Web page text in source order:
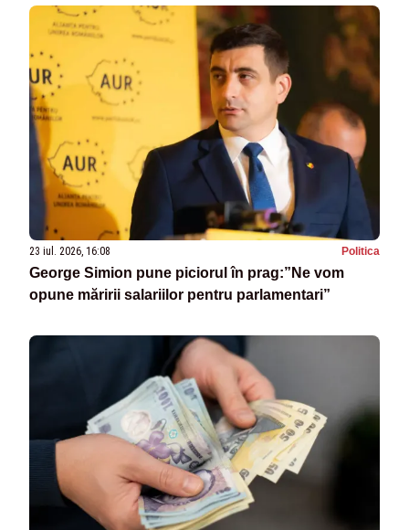
23 iul. 2026, 16:08 Politica
George Simion pune piciorul în prag:”Ne vom
opune măririi salariilor pentru parlamentari”